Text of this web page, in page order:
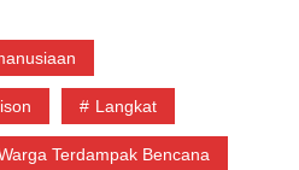
Langkat
Terdampak Bencana